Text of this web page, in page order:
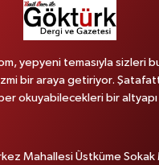
yepyeni temasıyla sizleri
bir araya getiriyor.
okuyabilecekleri bir altyapı
Mahallesi Üstküme